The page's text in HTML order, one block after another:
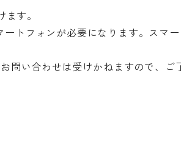
す。
トフォンが必要になります。スマ
い合わせは受けかねますので、ご